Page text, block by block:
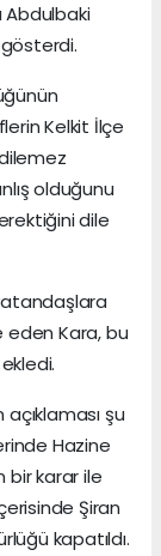
Abdulbaki
gösterdi.
Kelkit İlçe
olduğunu
dile
eden Kara, bu
açıklaması şu
Hazine
bir karar ile
Şiran
kapatıldı.